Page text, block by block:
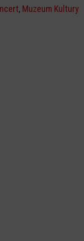
, Muzeum Kultury